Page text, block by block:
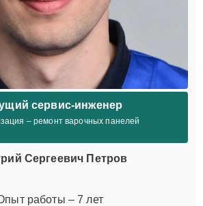
сервис-инженер
– ремонт варочных панелей
Сергеевич Петров
работы – 7 лет